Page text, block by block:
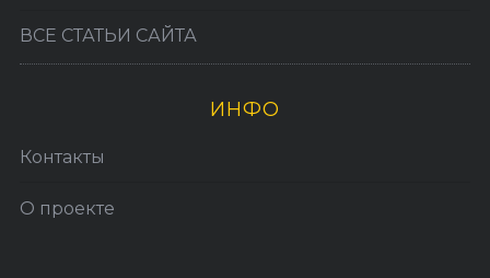
ВСЕ СТАТЬИ САЙТА
ИНФО
Контакты
О проекте